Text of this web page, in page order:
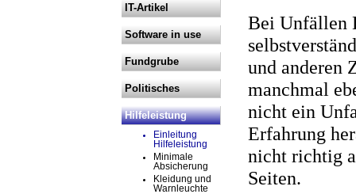
IT-Artikel
Software in use
Fundgrube
Politisches
Hilfeleistung
Einleitung
Hilfeleistung
Minimale
Absicherung
Kleidung und
Warnleuchte
Bei Unfällen
und anderen
manchmal
nicht ein
Erfahrung
nicht richtig
Seiten.